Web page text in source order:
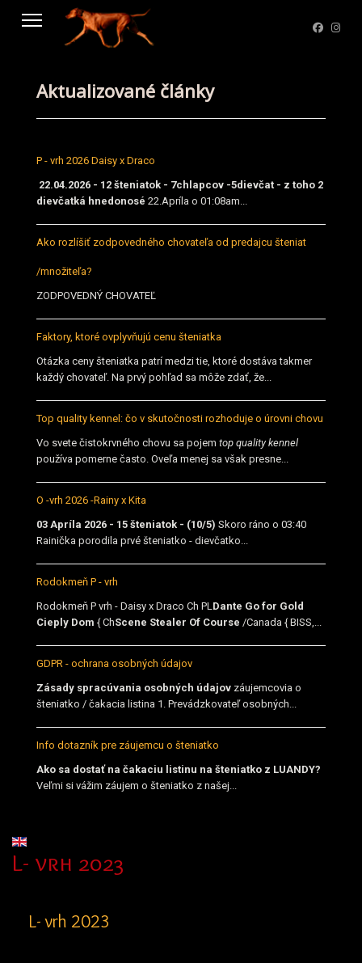
Aktualizované články
P - vrh 2026 Daisy x Draco
22.04.2026 - 12 šteniatok - 7chlapcov -5dievčat - z toho 2
dievčatká hnedonosé 22.Apríla o 01:08am...
Ako rozlíšiť zodpovedného chovateľa od predajcu šteniat
/množiteľa?
ZODPOVEDNÝ CHOVATEĽ
Faktory, ktoré ovplyvňujú cenu šteniatka
Otázka ceny šteniatka patrí medzi tie, ktoré dostáva takmer
každý chovateľ. Na prvý pohľad sa môže zdať, že...
Top quality kennel: čo v skutočnosti rozhoduje o úrovni chovu
Vo svete čistokrvného chovu sa pojem top quality kennel
používa pomerne často. Oveľa menej sa však presne...
O -vrh 2026 -Rainy x Kita
03 Apríla 2026 - 15 šteniatok - (10/5) Skoro ráno o 03:40
Rainička porodila prvé šteniatko - dievčatko...
Rodokmeň P - vrh
Rodokmeň P vrh - Daisy x Draco Ch PLDante Go for Gold
Cieply Dom { ChScene Stealer Of Course /Canada { BISS,...
GDPR - ochrana osobných údajov
Zásady spracúvania osobných údajov záujemcovia o
šteniatko / čakacia listina 1. Prevádzkovateľ osobných...
Info dotazník pre záujemcu o šteniatko
Ako sa dostať na čakaciu listinu na šteniatko z LUANDY?
Veľmi si vážim záujem o šteniatko z našej...
Vyberte váš jazyk
L- vrh 2023
L- vrh 2023